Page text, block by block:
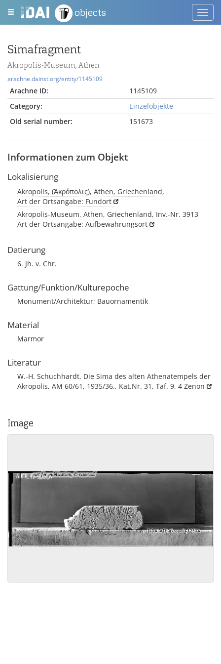
objects
Simafragment
Akropolis-Museum, Athen
arachne.dainst.org/entity/1145109
Arachne ID:
1145109
Category:
Einzelobjekte
Old serial number:
151673
Informationen zum Objekt
Lokalisierung
Akropolis, (Ἀκρόπολις), Athen, Griechenland,
Art der Ortsangabe: Fundort
Akropolis-Museum, Athen, Griechenland, Inv.-Nr. 3913
Art der Ortsangabe: Aufbewahrungsort
Datierung
6. Jh. v. Chr.
Gattung/Funktion/Kulturepoche
Monument/Architektur; Bauornamentik
Material
Marmor
Literatur
W.-H. Schuchhardt, Die Sima des alten Athenatempels der
Akropolis, AM 60/61, 1935/36,, Kat.Nr. 31, Taf. 9, 4 Zenon
Image